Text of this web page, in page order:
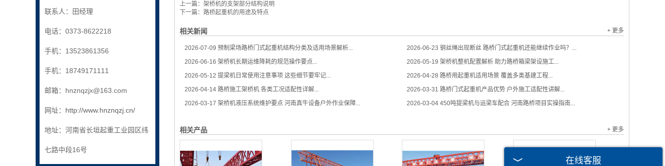
上一篇： 架桥机的支架部分结构说明
下一篇： 路桥起重机的用途及特点
相关新闻 + 更多
2026-07-09 预制梁场路桥门式起重机结构分类及适用场景解析... 2026-06-23 钢丝绳出现断丝 路桥门式起重机还能继续作业吗？...
2026-06-16 架桥机长期运维降耗的规范操作要点... 2026-05-19 架桥机整机配置解析 助力路桥箱梁架设施工...
2026-05-12 提梁机日常使用注意事项 这些细节要牢记... 2026-04-28 路桥用起重机适用场景 覆盖多类基建工程...
2026-04-14 路桥施工架桥机 各类工况适配性详解... 2026-03-31 路桥门式起重机产品优势 户外施工适配性讲解...
2026-03-17 架桥机液压系统维护要点 河南真牛设备户外作业保障... 2026-03-04 450吨提梁机与运梁车配合 河南路桥项目实操指南...
相关产品 + 更多
联系人：田经理
电话：0373-8622218
手机：13523861356
手机：18749171111
邮箱：hnznqzjx@163.com
网址： http://www.hnznqzj.cn/
地址：河南省长垣起重工业园区纬
七路中段16号
在线客服